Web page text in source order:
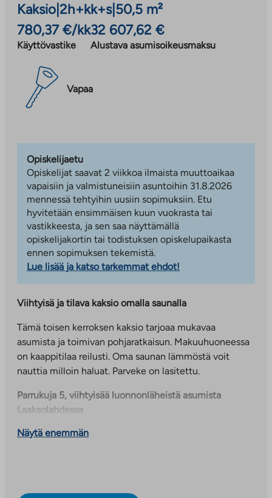
Kaksio 2h+kk+s| 50,5 m²
780,37 €/kk
Käyttövastike
32 607,62 €
Alustava asumisoikeusmaksu
Vapaa
Opiskelijaetu
Opiskelijat saavat 2 viikkoa ilmaista muuttoaikaa
vapaisiin ja valmistuneisiin asuntoihin 31.8.2026
mennessä tehtyihin uusiin sopimuksiin. Etu
hyvitetään ensimmäisen kuun vuokrasta tai
vastikkeesta, ja sen saa näyttämällä
opiskelijakortin tai todistuksen opiskelupaikasta
ennen sopimuksen tekemistä.
Lue lisää ja katso tarkemmat ehdot!
Viihtyisä ja tilava kaksio omalla saunalla
Tämä toisen kerroksen kaksio tarjoaa mukavaa
asumista ja toimivan pohjaratkaisun. Makuuhuoneessa
on kaappitilaa reilusti. Oma saunan lämmöstä voit
nauttia milloin haluat. Parveke on lasitettu.
Parrukuja 5, viihtyisää luonnonläheistä asumista
Laaksolahdessa
Parrukuja 5 on Espoon Laaksolahdessa sijaitseva
matkaa vain muutama sata metriä, ja alakouluun alle
Näytä enemmän